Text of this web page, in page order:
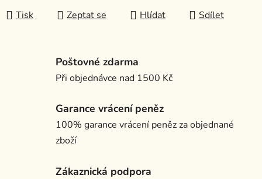
Tisk Zeptat se Hlídat Sdílet
Poštovné zdarma
Při objednávce nad 1500 Kč
Garance vrácení peněz
100% garance vrácení peněz za objednané
zboží
Zákaznická podpora